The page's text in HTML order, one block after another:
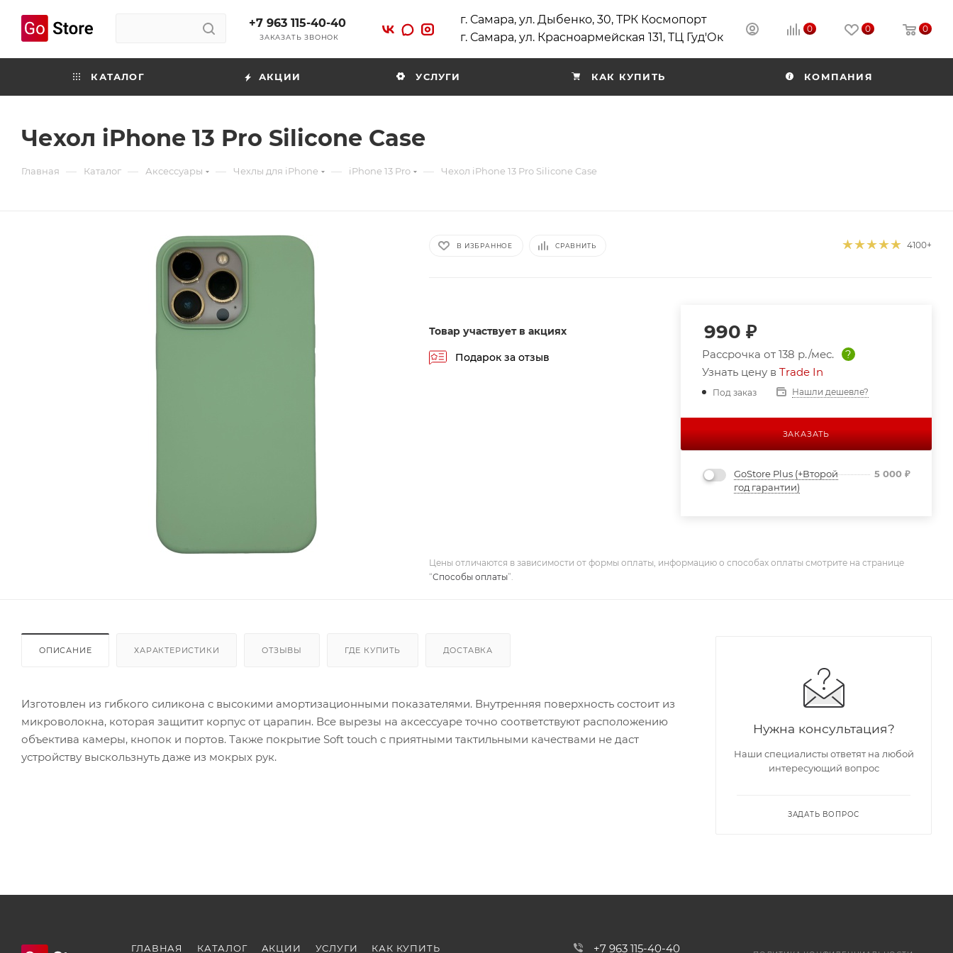
+7 963 115-40-40
ЗАКАЗАТЬ ЗВОНОК
г. Самара, ул. Дыбенко, 30, ТРК Космопорт
г. Самара, ул. Красноармейская 131, ТЦ Гуд'Ок
0 0 0
КАТАЛОГ АКЦИИ УСЛУГИ КАК КУПИТЬ КОМПАНИЯ
Чехол iPhone 13 Pro Silicone Case
Главная — Каталог — Аксессуары — Чехлы для iPhone — iPhone 13 Pro — Чехол iPhone 13 Pro Silicone Case
В ИЗБРАННОЕ СРАВНИТЬ 4100+
Товар участвует в акциях
Подарок за отзыв
990 ₽
Рассрочка от 138 р./мес.
?
Узнать цену в Trade In
Под заказ Нашли дешевле?
ЗАКАЗАТЬ
GoStore Plus (+Второй
год гарантии)
5 000₽
Цены отличаются в зависимости от формы оплаты, информацию о способах оплаты смотрите на странице
“Способы оплаты”.
ОПИСАНИЕ ХАРАКТЕРИСТИКИ ОТЗЫВЫ ГДЕ КУПИТЬ ДОСТАВКА
Изготовлен из гибкого силикона с высокими амортизационными показателями. Внутренняя поверхность состоит из
микроволокна, которая защитит корпус от царапин. Все вырезы на аксессуаре точно соответствуют расположению
объектива камеры, кнопок и портов. Также покрытие Soft touch с приятными тактильными качествами не даст
устройству выскользнуть даже из мокрых рук.
Нужна консультация?
Наши специалисты ответят на любой
интересующий вопрос
ЗАДАТЬ ВОПРОС
ГЛАВНАЯ КАТАЛОГ АКЦИИ УСЛУГИ КАК КУПИТЬ +7 963 115-40-40